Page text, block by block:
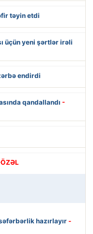
təyin etdi
üçün yeni şərtlər irəli
endirdi
qandallandı -
hazırlayır -